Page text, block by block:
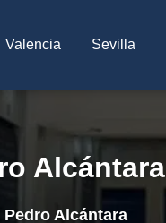
Valencia Sevilla
Alcántara
Alcántara